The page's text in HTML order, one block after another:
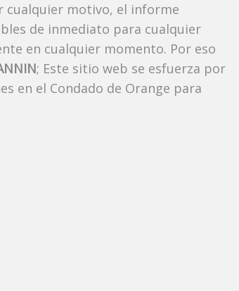
cualquier motivo, el informe
de inmediato para cualquier
en cualquier momento. Por eso
; Este sitio web se esfuerza por
en el Condado de Orange para